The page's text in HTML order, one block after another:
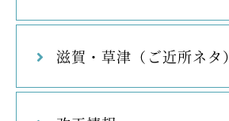
滋賀・草津（ご近所ネタ）